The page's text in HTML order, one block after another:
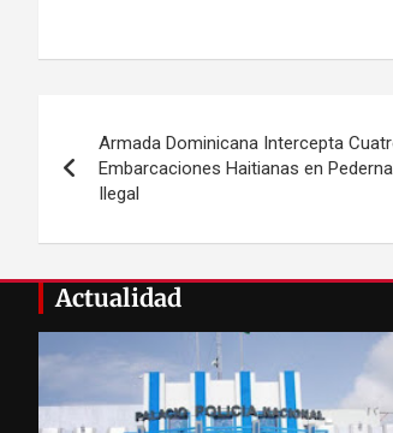
de
entradas
Armada Dominicana Intercepta
Embarcaciones Haitianas en
Ilegal
Actualidad